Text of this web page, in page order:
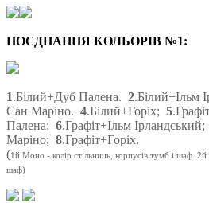
ПОЄДНАННЯ КОЛЬОРІВ №1:
1.Білий+Дуб Палена. 2.Білий+Ільм
Сан Маріно. 4.Білий+Горіх; 5
Палена; 6.Графіт+Ільм Ірландський;
Маріно; 8.Графіт+Горіх.
(1й Моно - колір стільниць, корпусів тумб і шаф.
шаф)